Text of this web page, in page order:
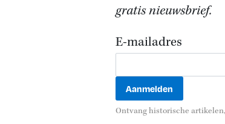
gratis nieuwsbrief.
E-mailadres
Ontvang historische